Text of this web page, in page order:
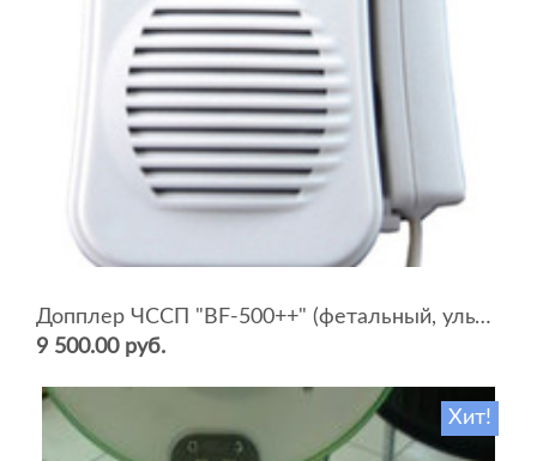
Допплер ЧССП "BF-500++" (фетальный, ультразвуковой)
9 500.00 руб.
Хит!